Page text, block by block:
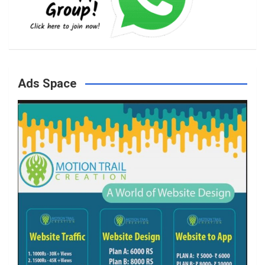
b
o
k
r
a
m
r e
Ads Space